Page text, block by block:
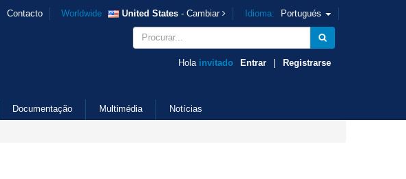
Contacto Worldwide United States - Cambiar Idioma: Portugués
Hola invitado Entrar Registrarse
Documentação Multimédia Notícias